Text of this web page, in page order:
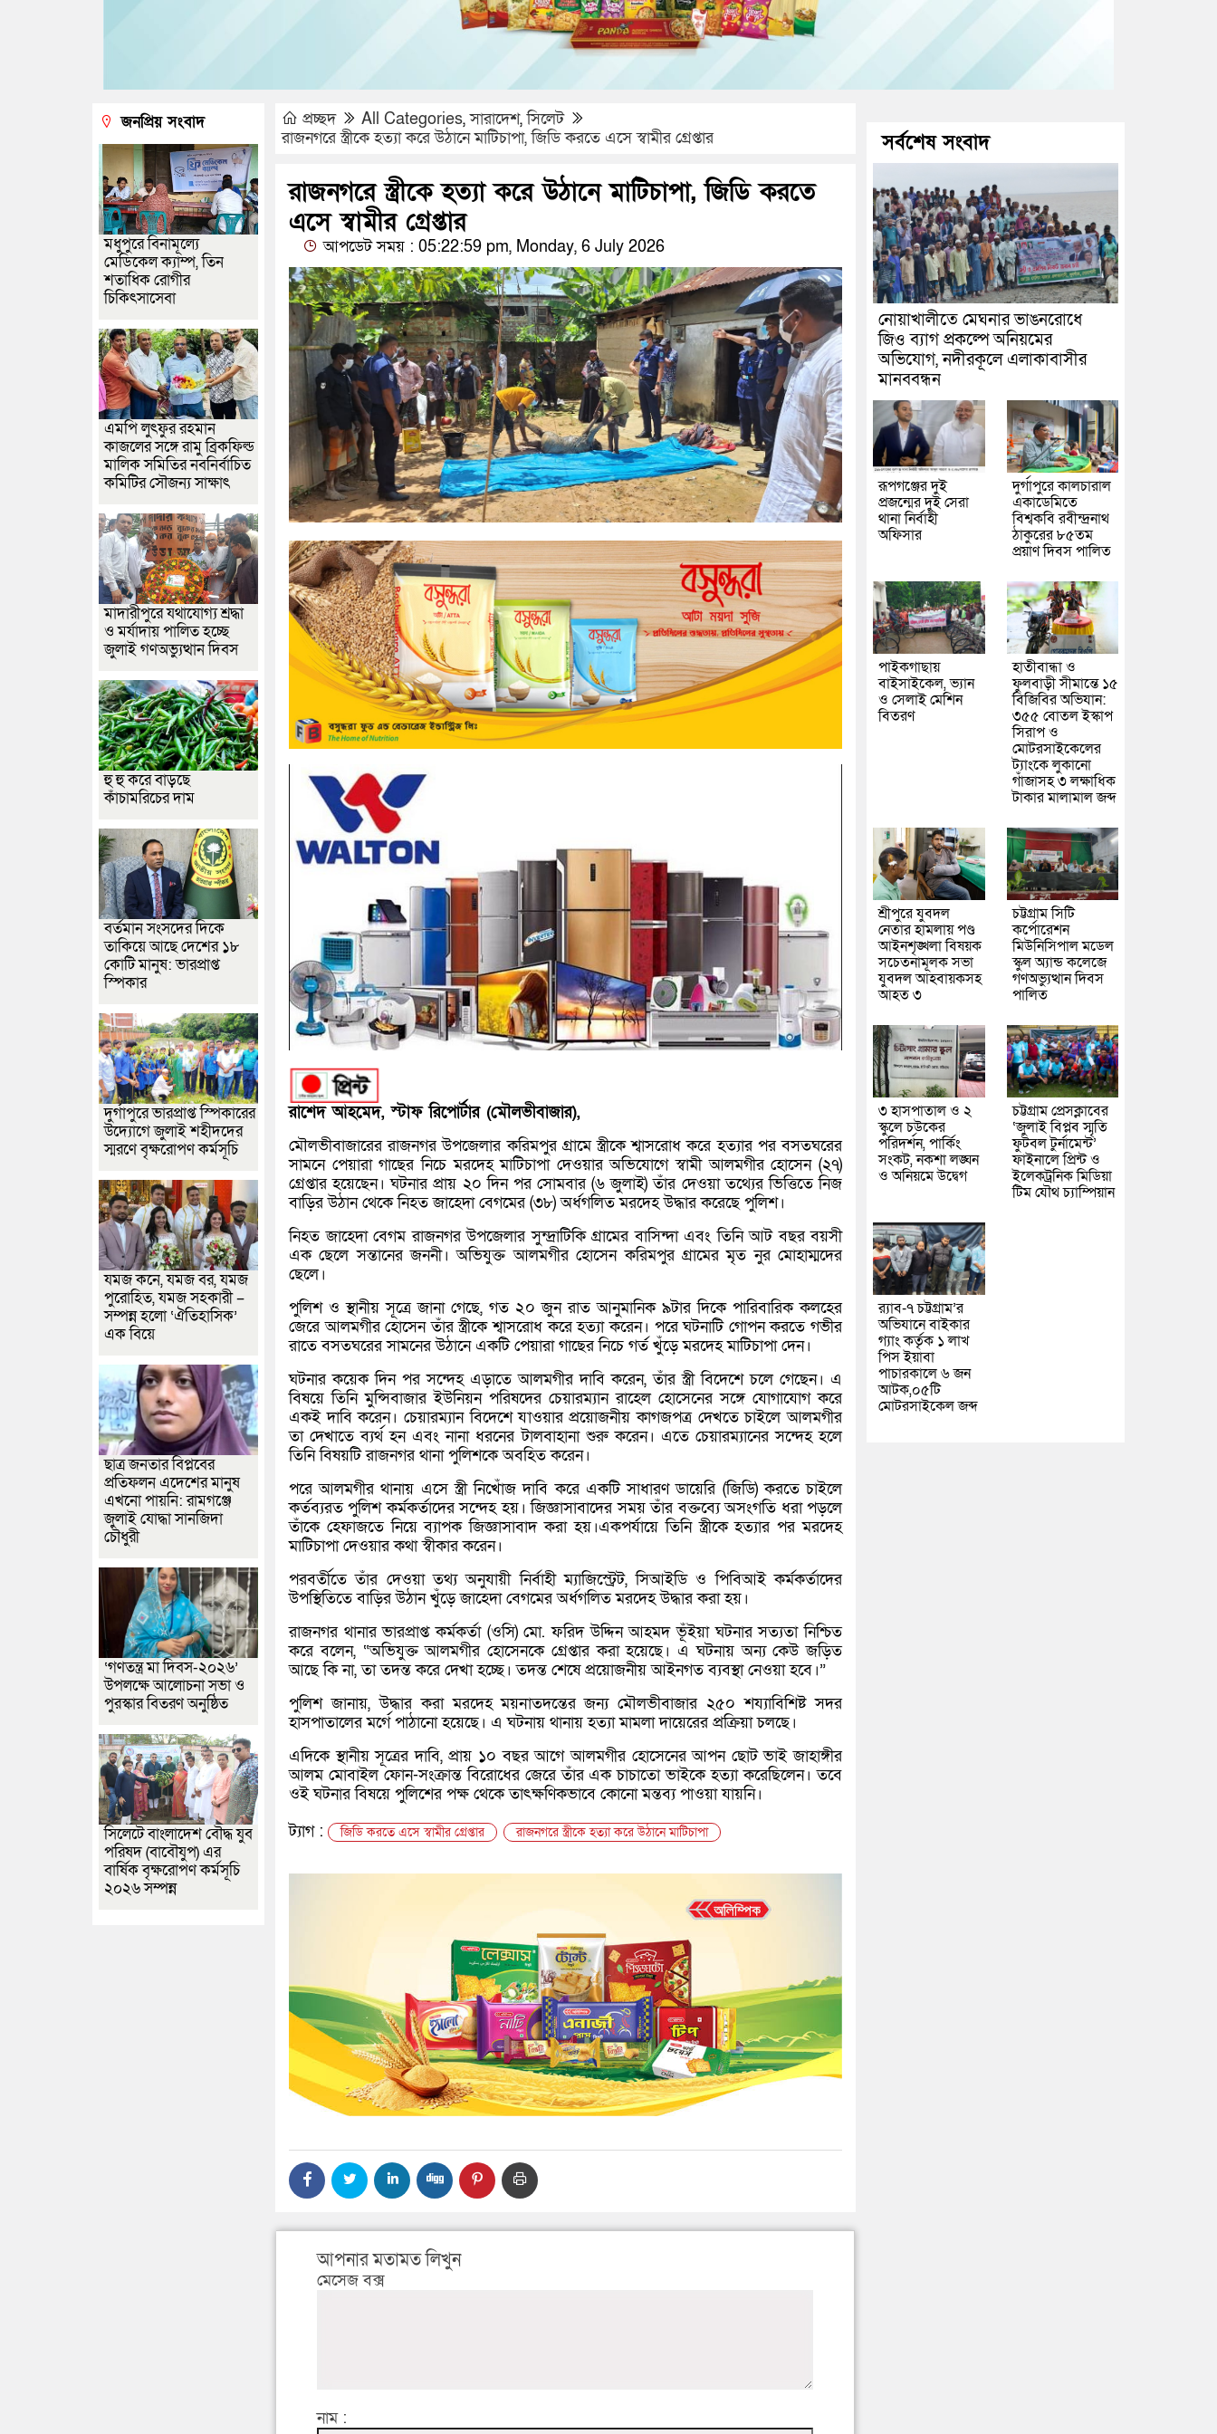
প্রচ্ছদ All Categories,সারাদেশ,সিলেট
রাজনগরে স্ত্রীকে হত্যা করে উঠানে মাটিচাপা, জিডি করতে এসে স্বামীর গ্রেপ্তার
রাজনগরে স্ত্রীকে হত্যা করে উঠানে মাটিচাপা, জিডি করতে
এসে স্বামীর গ্রেপ্তার
আপডেট সময় : 05:22:59 pm, Monday, 6 July 2026
রাশেদ আহমেদ, স্টাফ রিপোর্টার (মৌলভীবাজার),
মৌলভীবাজারের রাজনগর উপজেলার করিমপুর গ্রামে স্ত্রীকে শ্বাসরোধ করে হত্যার পর বসতঘরের
সামনে পেয়ারা গাছের নিচে মরদেহ মাটিচাপা দেওয়ার অভিযোগে স্বামী আলমগীর হোসেন (২৭)
গ্রেপ্তার হয়েছেন। ঘটনার প্রায় ২০ দিন পর সোমবার (৬ জুলাই) তাঁর দেওয়া তথ্যের ভিত্তিতে নিজ
বাড়ির উঠান থেকে নিহত জাহেদা বেগমের (৩৮) অর্ধগলিত মরদেহ উদ্ধার করেছে পুলিশ।
নিহত জাহেদা বেগম রাজনগর উপজেলার সুন্দ্রাটিকি গ্রামের বাসিন্দা এবং তিনি আট বছর বয়সী
এক ছেলে সন্তানের জননী। অভিযুক্ত আলমগীর হোসেন করিমপুর গ্রামের মৃত নুর মোহাম্মদের
ছেলে।
পুলিশ ও স্থানীয় সূত্রে জানা গেছে, গত ২০ জুন রাত আনুমানিক ৯টার দিকে পারিবারিক কলহের
জেরে আলমগীর হোসেন তাঁর স্ত্রীকে শ্বাসরোধ করে হত্যা করেন। পরে ঘটনাটি গোপন করতে গভীর
রাতে বসতঘরের সামনের উঠানে একটি পেয়ারা গাছের নিচে গর্ত খুঁড়ে মরদেহ মাটিচাপা দেন।
ঘটনার কয়েক দিন পর সন্দেহ এড়াতে আলমগীর দাবি করেন, তাঁর স্ত্রী বিদেশে চলে গেছেন। এ
বিষয়ে তিনি মুন্সিবাজার ইউনিয়ন পরিষদের চেয়ারম্যান রাহেল হোসেনের সঙ্গে যোগাযোগ করে
একই দাবি করেন। চেয়ারম্যান বিদেশে যাওয়ার প্রয়োজনীয় কাগজপত্র দেখতে চাইলে আলমগীর
তা দেখাতে ব্যর্থ হন এবং নানা ধরনের টালবাহানা শুরু করেন। এতে চেয়ারম্যানের সন্দেহ হলে
তিনি বিষয়টি রাজনগর থানা পুলিশকে অবহিত করেন।
পরে আলমগীর থানায় এসে স্ত্রী নিখোঁজ দাবি করে একটি সাধারণ ডায়েরি (জিডি) করতে চাইলে
কর্তব্যরত পুলিশ কর্মকর্তাদের সন্দেহ হয়। জিজ্ঞাসাবাদের সময় তাঁর বক্তব্যে অসংগতি ধরা পড়লে
তাঁকে হেফাজতে নিয়ে ব্যাপক জিজ্ঞাসাবাদ করা হয়।একপর্যায়ে তিনি স্ত্রীকে হত্যার পর মরদেহ
মাটিচাপা দেওয়ার কথা স্বীকার করেন।
পরবর্তীতে তাঁর দেওয়া তথ্য অনুযায়ী নির্বাহী ম্যাজিস্ট্রেট, সিআইডি ও পিবিআই কর্মকর্তাদের
উপস্থিতিতে বাড়ির উঠান খুঁড়ে জাহেদা বেগমের অর্ধগলিত মরদেহ উদ্ধার করা হয়।
রাজনগর থানার ভারপ্রাপ্ত কর্মকর্তা (ওসি) মো. ফরিদ উদ্দিন আহমদ ভূঁইয়া ঘটনার সত্যতা নিশ্চিত
করে বলেন, “অভিযুক্ত আলমগীর হোসেনকে গ্রেপ্তার করা হয়েছে। এ ঘটনায় অন্য কেউ জড়িত
আছে কি না, তা তদন্ত করে দেখা হচ্ছে। তদন্ত শেষে প্রয়োজনীয় আইনগত ব্যবস্থা নেওয়া হবে।”
পুলিশ জানায়, উদ্ধার করা মরদেহ ময়নাতদন্তের জন্য মৌলভীবাজার ২৫০ শয্যাবিশিষ্ট সদর
হাসপাতালের মর্গে পাঠানো হয়েছে। এ ঘটনায় থানায় হত্যা মামলা দায়েরের প্রক্রিয়া চলছে।
এদিকে স্থানীয় সূত্রের দাবি, প্রায় ১০ বছর আগে আলমগীর হোসেনের আপন ছোট ভাই জাহাঙ্গীর
আলম মোবাইল ফোন-সংক্রান্ত বিরোধের জেরে তাঁর এক চাচাতো ভাইকে হত্যা করেছিলেন। তবে
ওই ঘটনার বিষয়ে পুলিশের পক্ষ থেকে তাৎক্ষণিকভাবে কোনো মন্তব্য পাওয়া যায়নি।
ট্যাগ :
জিডি করতে এসে স্বামীর গ্রেপ্তার রাজনগরে স্ত্রীকে হত্যা করে উঠানে মাটিচাপা
আপনার মতামত লিখুন
মেসেজ বক্স
নাম :
জনপ্রিয় সংবাদ
মধুপুরে বিনামূল্যে
মেডিকেল ক্যাম্প, তিন
শতাধিক রোগীর
চিকিৎসাসেবা
এমপি লুৎফুর রহমান
কাজলের সঙ্গে রামু ব্রিকফিল্ড
মালিক সমিতির নবনির্বাচিত
কমিটির সৌজন্য সাক্ষাৎ
মাদারীপুরে যথাযোগ্য শ্রদ্ধা
ও মর্যাদায় পালিত হচ্ছে
জুলাই গণঅভ্যুত্থান দিবস
হু হু করে বাড়ছে
কাঁচামরিচের দাম
বর্তমান সংসদের দিকে
তাকিয়ে আছে দেশের ১৮
কোটি মানুষ: ভারপ্রাপ্ত
স্পিকার
দুর্গাপুরে ভারপ্রাপ্ত স্পিকারের
উদ্যোগে জুলাই শহীদদের
স্মরণে বৃক্ষরোপণ কর্মসূচি
যমজ কনে, যমজ বর, যমজ
পুরোহিত, যমজ সহকারী –
সম্পন্ন হলো ‘ঐতিহাসিক’
এক বিয়ে
ছাত্র জনতার বিপ্লবের
প্রতিফলন এদেশের মানুষ
এখনো পায়নি: রামগঞ্জে
জুলাই যোদ্ধা সানজিদা
চৌধুরী
‘গণতন্ত্র মা দিবস-২০২৬’
উপলক্ষে আলোচনা সভা ও
পুরস্কার বিতরণ অনুষ্ঠিত
সিলেটে বাংলাদেশ বৌদ্ধ যুব
পরিষদ (বাবৌযুপ) এর
বার্ষিক বৃক্ষরোপণ কর্মসূচি
২০২৬ সম্পন্ন
সর্বশেষ সংবাদ
নোয়াখালীতে মেঘনার ভাঙনরোধে
জিও ব্যাগ প্রকল্পে অনিয়মের
অভিযোগ, নদীরকূলে এলাকাবাসীর
মানববন্ধন
রূপগঞ্জের দুই
প্রজন্মের দুই সেরা
থানা নির্বাহী
অফিসার
দুর্গাপুরে কালচারাল
একাডেমিতে
বিশ্বকবি রবীন্দ্রনাথ
ঠাকুরের ৮৫তম
প্রয়াণ দিবস পালিত
পাইকগাছায়
বাইসাইকেল, ভ্যান
ও সেলাই মেশিন
বিতরণ
হাতীবান্ধা ও
ফুলবাড়ী সীমান্তে ১৫
বিজিবির অভিযান:
৩৫৫ বোতল ইস্কাপ
সিরাপ ও
মোটরসাইকেলের
ট্যাংকে লুকানো
গাঁজাসহ ৩ লক্ষাধিক
টাকার মালামাল জব্দ
শ্রীপুরে যুবদল
নেতার হামলায় পণ্ড
আইনশৃঙ্খলা বিষয়ক
সচেতনামূলক সভা
যুবদল আহবায়কসহ
আহত ৩
চট্টগ্রাম সিটি
কর্পোরেশন
মিউনিসিপাল মডেল
স্কুল অ্যান্ড কলেজে
গণঅভ্যুত্থান দিবস
পালিত
৩ হাসপাতাল ও ২
স্কুলে চউকের
পরিদর্শন, পার্কিং
সংকট, নকশা লঙ্ঘন
ও অনিয়মে উদ্বেগ
চট্টগ্রাম প্রেসক্লাবের
‘জুলাই বিপ্লব স্মৃতি
ফুটবল টুর্নামেন্ট’
ফাইনালে প্রিন্ট ও
ইলেকট্রনিক মিডিয়া
টিম যৌথ চ্যাম্পিয়ান
র‌্যাব-৭ চট্টগ্রাম’র
অভিযানে বাইকার
গ্যাং কর্তৃক ১ লাখ
পিস ইয়াবা
পাচারকালে ৬ জন
আটক,০৫টি
মোটরসাইকেল জব্দ